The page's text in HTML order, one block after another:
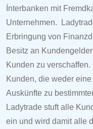
İnterbanken mit
Unternehmen.
Erbringung von
Besitz an
Kunden zu verschaffen.
Kunden, die weder
Auskünfte zu
Ladytrade stuft alle
ein und wird damit alle